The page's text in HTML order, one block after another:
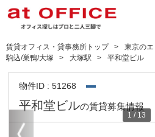
賃貸オフィス・貸事務所トップ 東京の
駒込/巣鴨/大塚
大塚駅 平和堂ビル
物件ID : 51268
平和堂ビルの賃貸募集情報
1 / 13